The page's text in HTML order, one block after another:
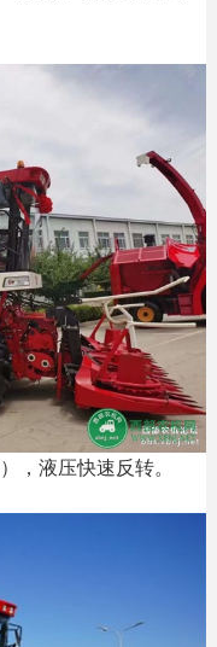
，液压快速反转。